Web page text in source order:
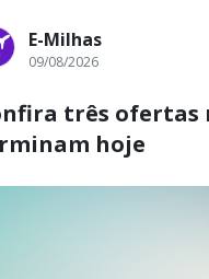
E-Milhas
09/08/2026
três ofertas
hoje